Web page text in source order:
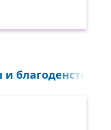
благоденствуем...